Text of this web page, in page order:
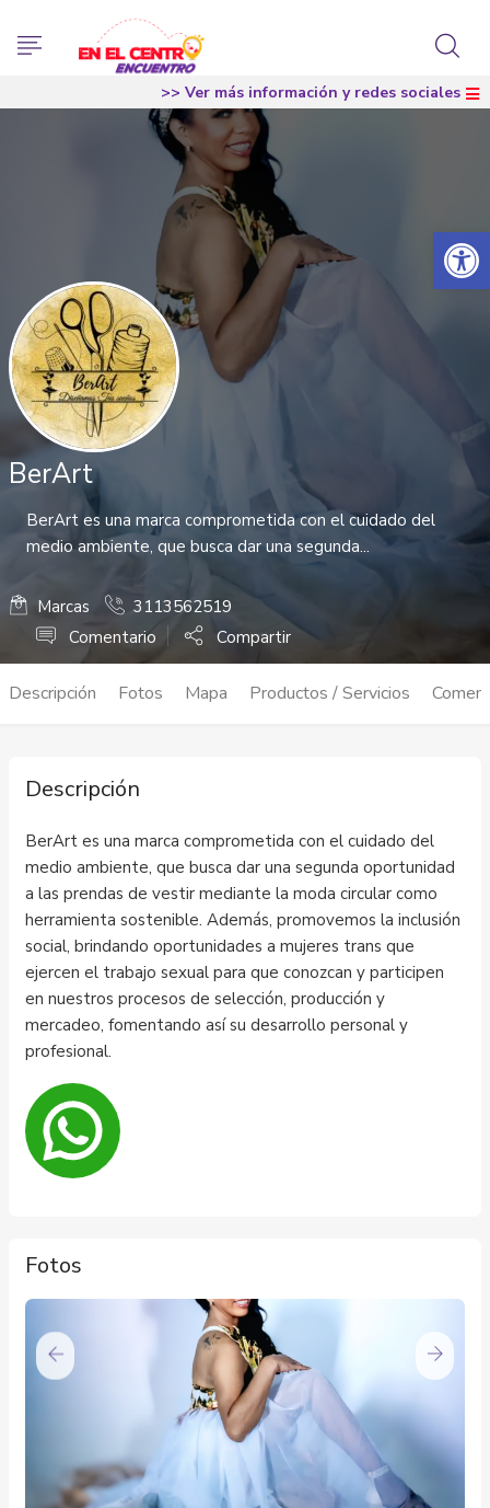
Abrir
>> Ver más información y redes sociales
BerArt
BerArt es una marca comprometida con el cuidado del
medio ambiente, que busca dar una segunda...
Marcas
3113562519
Comentario
Compartir
Descripción Fotos Mapa Productos / Servicios
Descripción
BerArt es una marca comprometida con el cuidado del
medio ambiente, que busca dar una segunda oportunidad
a las prendas de vestir mediante la moda circular como
herramienta sostenible. Además, promovemos la inclusión
social, brindando oportunidades a mujeres trans que
ejercen el trabajo sexual para que conozcan y participen
en nuestros procesos de selección, producción y
mercadeo, fomentando así su desarrollo personal y
profesional.
Fotos